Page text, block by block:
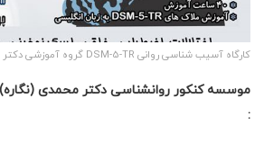
کارگاه آسیب شناسی روانی DSM-5-TR گروه آموزشی دکتر محمدی
موسسه کنکور روانشناسی دکتر محمدی (نگاره)
: